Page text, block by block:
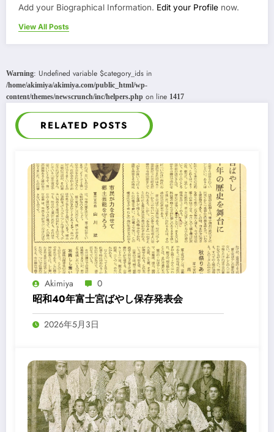
Add your Biographical Information. Edit your Profile now.
View All Posts
Warning: Undefined variable $category_ids in
/home/akimiya/akimiya.com/public_html/wp-
content/themes/newscrunch/inc/helpers.php on line 1417
RELATED POSTS
Akimiya 0
昭和40年富士宮ばやし保存発表会
2026年5月3日